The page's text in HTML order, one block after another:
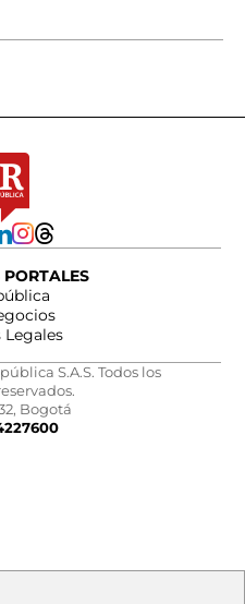
PORTALES
Legales
S.A.S. Todos los
Bogotá